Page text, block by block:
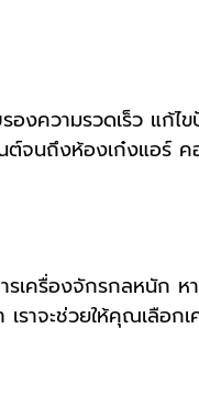
องความรวดเร็ว แ
จนถึงห้องเก๋งแอร์
ครื่องจักรกลหนัก
าจะช่วยให้คุณเลือ